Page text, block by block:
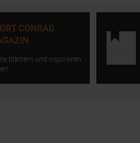
CONRAD
blättern und inspirieren